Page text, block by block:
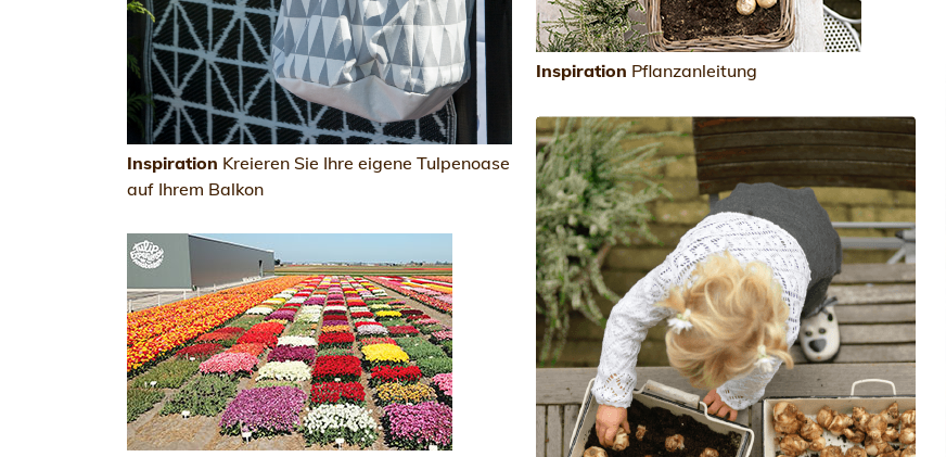
Inspiration Kreieren Sie Ihre eigene Tulpenoase
auf Ihrem Balkon
Inspiration Pflanzanleitung